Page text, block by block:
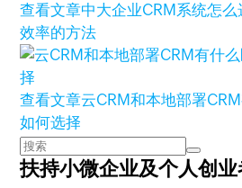
查看文章中大企业CRM系统怎
效率的方法
查看文章云CRM和本地部署
如何选择
扶持小微企业及个人创业